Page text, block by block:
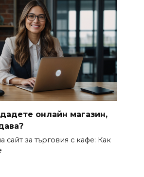
онлайн магазин,
сайт за търговия с кафе: Как